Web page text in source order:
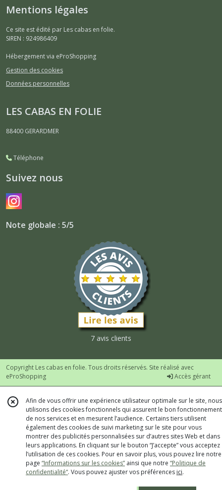
Mentions légales
Ce site est édité par Les cabas en folie.
SIREN : 924986409
Hébergement via eProShopping
Gestion des cookies
Données personnelles
LES CABAS EN FOLIE
88400 GERARDMER
Téléphone
Suivez nous
Note globale : 5/5
7 avis clients
Copyright Les cabas en folie. Tous droits réservés. Site réalisé avec
eProShopping
Accès gérant
Afin de vous offrir une expérience utilisateur optimale sur le site, nous
utilisons des cookies fonctionnels qui assurent le bon fonctionnement
de nos services et en mesurent l’audience. Certains tiers utilisent
également des cookies de suivi marketing sur le site pour vous
montrer des publicités personnalisées sur d’autres sites Web et dans
leurs applications. En cliquant sur le bouton “J’accepte” vous acceptez
l’utilisation de ces cookies. Pour en savoir plus, vous pouvez lire notre
page “Informations sur les cookies” ainsi que notre “Politique de
confidentialité“. Vous pouvez ajuster vos préférences ici.